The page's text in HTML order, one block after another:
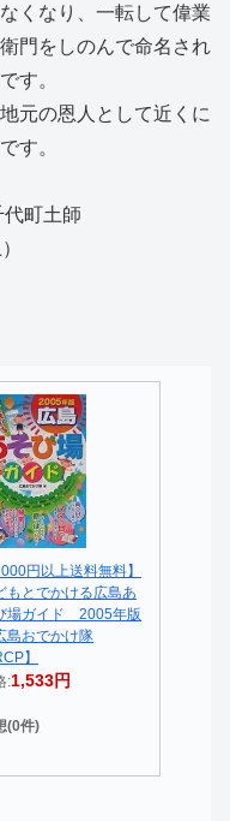
くなり、一転して偉業
門をしのんで命名され
す。
元の恩人として近くに
す。
代町土師
円以上送料無料】
もとでかける広島あ
場ガイド 2005年版
島おでかけ隊
】
:1,533円
(0件)